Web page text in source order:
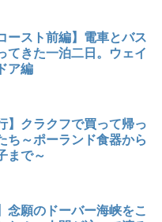
ースト前編】電車とバス
てきた一泊二日。ウェイ
ア編
】クラクフで買って帰っ
ち～ポーランド食器から
まで～
念願のドーバー海峡をこ